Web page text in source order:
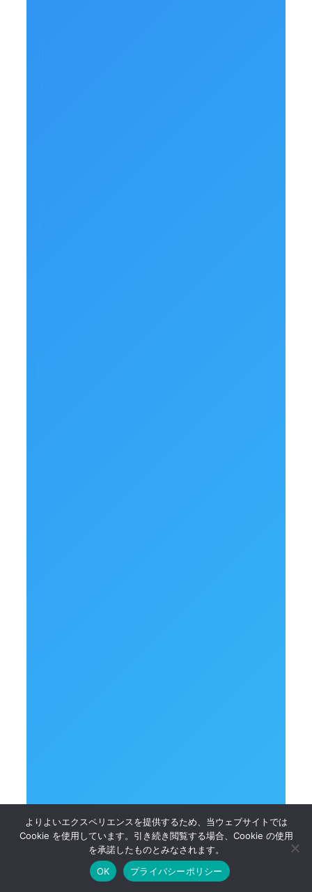
よりよいエクスペリエンスを提供するため、当ウェブサイトでは
Cookie を使用しています。引き続き閲覧する場合、Cookie の使用
を承諾したものとみなされます。
OK
プライバシーポリシー